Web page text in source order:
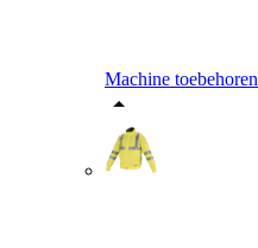
Machine toebehoren